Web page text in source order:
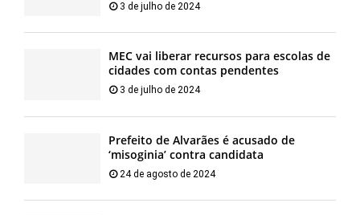
3 de julho de 2024
MEC vai liberar recursos para escolas de
cidades com contas pendentes
3 de julho de 2024
Prefeito de Alvarães é acusado de
‘misoginia’ contra candidata
24 de agosto de 2024